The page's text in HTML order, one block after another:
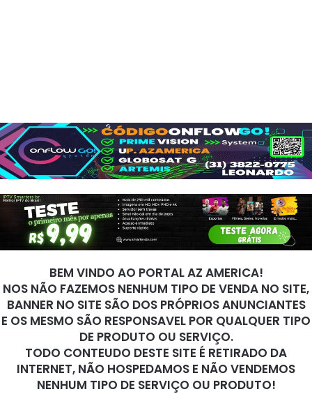
BEM VINDO AO PORTAL AZ AMERICA!
NOS NÃO FAZEMOS NENHUM TIPO DE VENDA NO SITE,
BANNER NO SITE SÃO DOS PRÓPRIOS ANUNCIANTES
E OS MESMO SÃO RESPONSAVEL POR QUALQUER TIPO
DE PRODUTO OU SERVIÇO.
TODO CONTEUDO DESTE SITE É RETIRADO DA
INTERNET, NÃO HOSPEDAMOS E NÃO VENDEMOS
NENHUM TIPO DE SERVIÇO OU PRODUTO!